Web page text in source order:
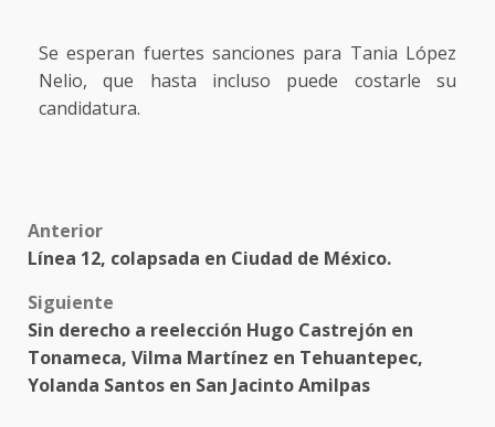
Se esperan fuertes sanciones para Tania López
Nelio, que hasta incluso puede costarle su
candidatura.
Post
navigation
Anterior
Línea 12, colapsada en Ciudad de México.
Siguiente
Sin derecho a reelección Hugo Castrejón en
Tonameca, Vilma Martínez en Tehuantepec,
Yolanda Santos en San Jacinto Amilpas